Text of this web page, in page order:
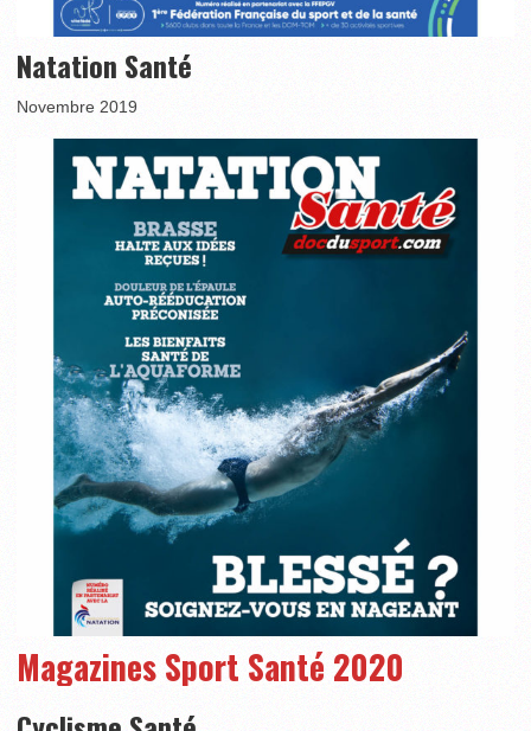
Natation Santé
Novembre 2019
Magazines Sport Santé 2020